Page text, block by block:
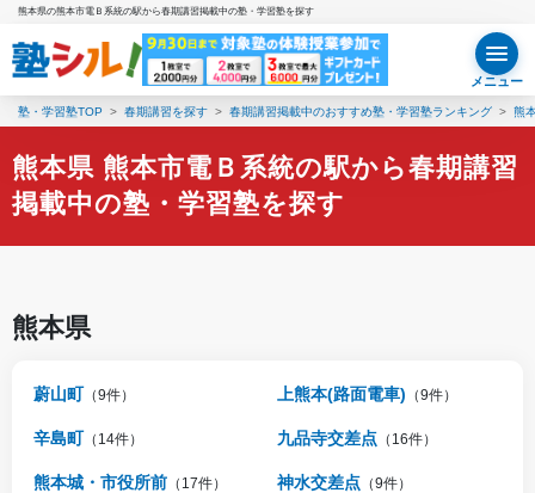
熊本県の熊本市電Ｂ系統の駅から春期講習掲載中の塾・学習塾を探す
メニュー
塾・学習塾TOP 春期講習を探す 春期講習掲載中のおすすめ塾・学習塾ランキング 熊
熊本県 熊本市電Ｂ系統の駅から春期講習
掲載中の塾・学習塾を探す
熊本県
蔚山町 （9件） 上熊本(路面電車) （9件）
辛島町 （14件） 九品寺交差点 （16件）
熊本城・市役所前 （17件） 神水交差点 （9件）